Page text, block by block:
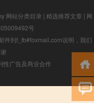
网站分类目录 | 精选推荐文章 | 网
号
件到f_fb#foxmail.com说明，我们
性广告及商业合作